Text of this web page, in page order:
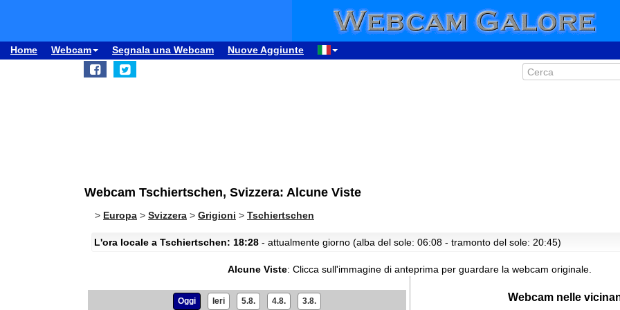
Home Webcam Segnala una Webcam Nuove Aggiunte
Webcam Tschiertschen, Svizzera: Alcune Viste
> Europa > Svizzera > Grigioni > Tschiertschen
L'ora locale a Tschiertschen: 18:28 - attualmente giorno (alba del sole: 06:08 - tramonto del sole: 20:45)
Alcune Viste: Clicca sull'immagine di anteprima per guardare la webcam originale.
Oggi Ieri 5.8. 4.8. 3.8. Webcam nelle